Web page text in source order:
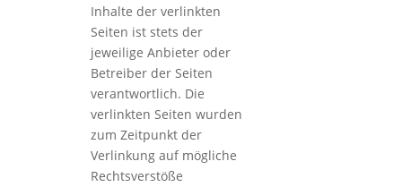
Inhalte der verlinkten
Seiten ist stets der
jeweilige Anbieter oder
Betreiber der Seiten
verantwortlich. Die
verlinkten Seiten wurden
zum Zeitpunkt der
Verlinkung auf mögliche
Rechtsverstöße